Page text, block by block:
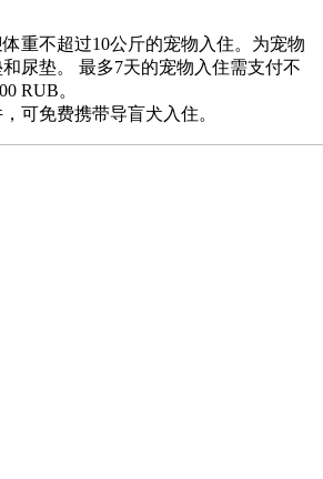
重不超过10公斤的宠物入住。为宠物
尿垫。 最多7天的宠物入住需支付不
RUB。
可免费携带导盲犬入住。